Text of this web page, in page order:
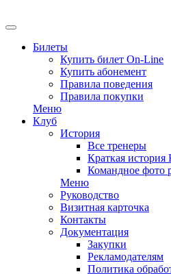
Билеты
Купить билет On-Line
Купить абонемент
Правила поведения
Правила покупки
Меню
Клуб
История
Все тренеры
Краткая история
Командное фото
Меню
Руководство
Визитная карточка
Контакты
Документация
Закупки
Рекламодателям
Политика